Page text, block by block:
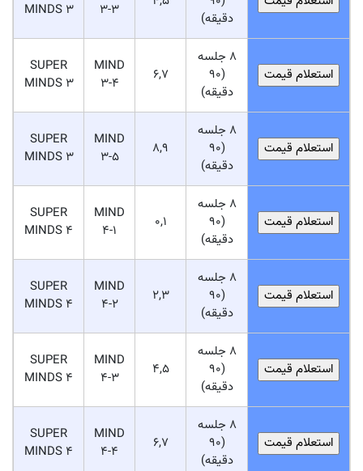
دقیقه)
3-3
MINDS 3
8 جلسه
(90
دقیقه)
6,7
MIND
3-4
SUPER
MINDS 3
8 جلسه
(90
دقیقه)
8,9
MIND
3-5
SUPER
MINDS 3
8 جلسه
(90
دقیقه)
0,1
MIND
4-1
SUPER
MINDS 4
8 جلسه
(90
دقیقه)
2,3
MIND
4-2
SUPER
MINDS 4
8 جلسه
(90
دقیقه)
4,5
MIND
4-3
SUPER
MINDS 4
8 جلسه
(90
دقیقه)
6,7
MIND
4-4
SUPER
MINDS 4